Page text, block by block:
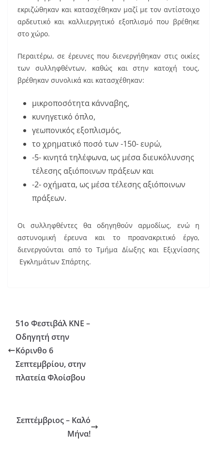
εκριζώθηκαν και κατασχέθηκαν μαζί με τον αντίστοιχο
αρδευτικό και καλλιεργητικό εξοπλισμό που βρέθηκε
στο χώρο.
Περαιτέρω, σε έρευνες που διενεργήθηκαν στις οικίες
των συλληφθέντων, καθώς και στην κατοχή τους,
βρέθηκαν συνολικά και κατασχέθηκαν:
μικροποσότητα κάνναβης,
κυνηγετικό όπλο,
γεωπονικός εξοπλισμός,
το χρηματικό ποσό των -150- ευρώ,
-5- κινητά τηλέφωνα, ως μέσα διευκόλυνσης
τέλεσης αξιόποινων πράξεων και
-2- οχήματα, ως μέσα τέλεσης αξιόποινων
πράξεων.
Οι συλληφθέντες θα οδηγηθούν αρμοδίως, ενώ η
αστυνομική έρευνα και το προανακριτικό έργο,
διενεργούνται από το Τμήμα Δίωξης και Εξιχνίασης
Εγκλημάτων Σπάρτης.
51ο Φεστιβάλ ΚΝΕ –
Οδηγητή στην
Κόρινθο 6
Σεπτεμβρίου, στην
πλατεία Φλοίσβου
Σεπτέμβριος – Καλό
Μήνα!